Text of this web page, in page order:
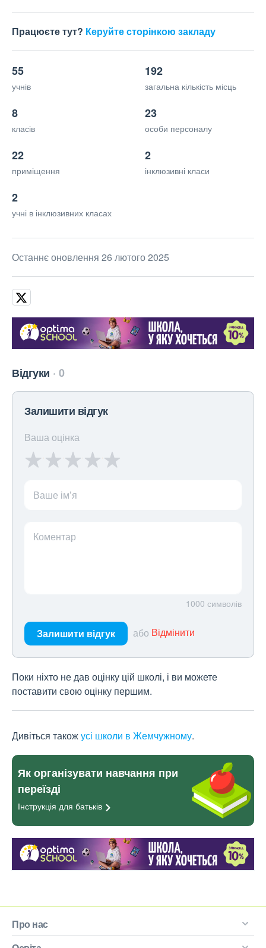
Працюєте тут? Керуйте сторінкою закладу
55
учнів
192
загальна кількість місць
8
класів
23
особи персоналу
22
приміщення
2
інклюзивні класи
2
учні в інклюзивних класах
Останнє оновлення 26 лютого 2025
Відгуки 0
Залишити відгук
Ваша оцінка
Ваше ім’я
Коментар
1000 символів
Залишити відгук або Відмінити
Поки ніхто не дав оцінку цій школі, і ви можете
поставити свою оцінку першим.
Дивіться такожусі школи в Жемчужному.
Як організувати навчання при
переїзді
Інструкція для батьків
Про нас